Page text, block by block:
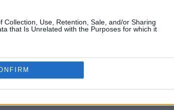
Collection, Use, Retention, Sale, and/or Sharing
that Is Unrelated with the Purposes for which it